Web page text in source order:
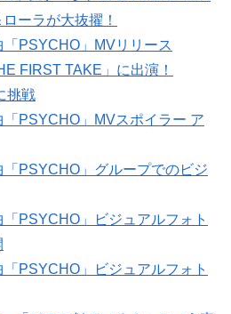
PSYCHO」MVリリース
FIRST TAKE」に出演！
挑戦
PSYCHO」MVスポイラー ア
PSYCHO」グループでのビジ
PSYCHO」ビジュアルフォト
PSYCHO」ビジュアルフォト
「ジスに似ている？」という声